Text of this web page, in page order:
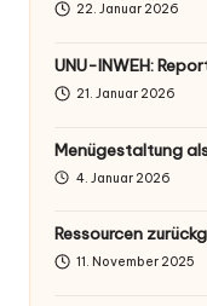
22. Januar 2026
UNU-INWEH:
21. Januar 2026
Menügestaltung
4. Januar 2026
Ressourcen
11. November 2025